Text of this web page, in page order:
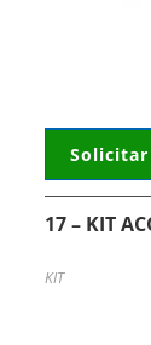
17 – KIT
KIT